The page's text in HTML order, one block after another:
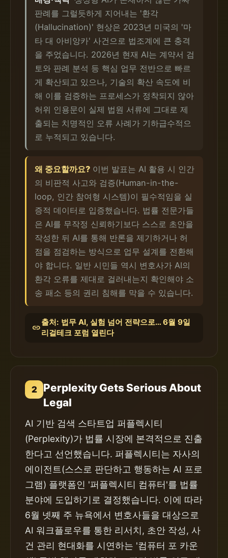
판례를 그럴듯하게 지어내는 '환각
(Hallucination)' 현상은 2023년 미국의 '마
타 대 아비앙카' 사건으로 법조계에 큰 충격
을 주었습니다. 2026년 현재 AI는 계약서 검
토와 판례 분석 등 핵심 업무 전반으로 빠르
게 확산되고 있으나, 기술의 확산 속도에 비
해 이를 검증하는 프로세스가 정착되지 않아
허위 인용문이 실제 법원 서류에 그대로 제
출되는 치명적인 오류 사례가 기하급수적으
로 누적되고 있습니다.
왜 중요할까요? 이번 발표는 AI 활용 시 인간
의 비판적 사고와 검증(Human-in-the-
loop, 인간 참여형 시스템)이 필수적임을 실
증적 데이터로 입증했습니다. 법률 전문가들
은 AI를 무작정 신뢰하기보다 스스로 초안을
작성한 뒤 AI를 통해 반론을 제기하거나 허
점을 점검하는 방식으로 업무 설계를 전환해
야 합니다. 일반 시민들 역시 변호사가 AI의
환각 오류를 제대로 걸러내는지 확인해야 소
송 패소 등의 권리 침해를 막을 수 있습니다.
link
출처: 법무 AI, 실험 넘어 전략으로… 6월 9일
리걸테크 포럼 열린다
2
Perplexity Gets Serious About
Legal
AI 기반 검색 스타트업 퍼플렉시티
(Perplexity)가 법률 시장에 본격적으로 진출
한다고 선언했습니다. 퍼플렉시티는 자사의
에이전트(스스로 판단하고 행동하는 AI 프로
그램) 플랫폼인 '퍼플렉시티 컴퓨터'를 법률
분야에 도입하기로 결정했습니다. 이에 따라
6월 넷째 주 뉴욕에서 변호사들을 대상으로
AI 워크플로우를 통한 리서치, 초안 작성, 사
건 관리 현대화를 시연하는 '컴퓨터 포 카운